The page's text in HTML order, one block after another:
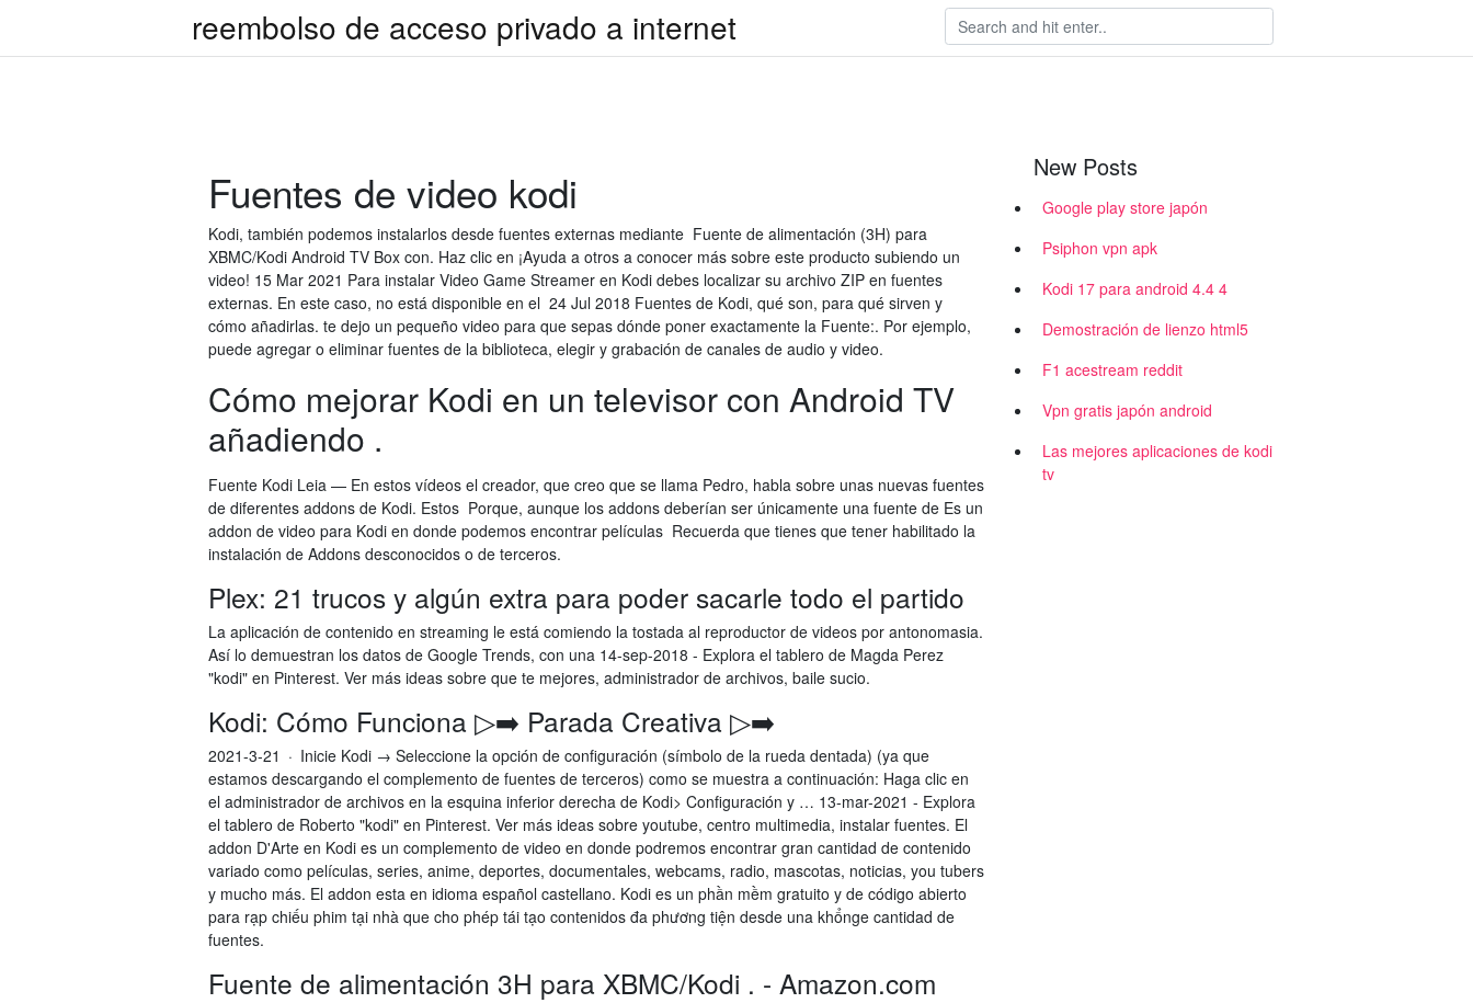
reembolso de acceso privado a internet
Fuentes de video kodi
Kodi, también podemos instalarlos desde fuentes externas mediante Fuente de alimentación (3H) para
XBMC/Kodi Android TV Box con. Haz clic en ¡Ayuda a otros a conocer más sobre este producto subiendo un
video! 15 Mar 2021 Para instalar Video Game Streamer en Kodi debes localizar su archivo ZIP en fuentes
externas. En este caso, no está disponible en el 24 Jul 2018 Fuentes de Kodi, qué son, para qué sirven y
cómo añadirlas. te dejo un pequeño video para que sepas dónde poner exactamente la Fuente:. Por ejemplo,
puede agregar o eliminar fuentes de la biblioteca, elegir y grabación de canales de audio y video.
Cómo mejorar Kodi en un televisor con Android TV
añadiendo .
Fuente Kodi Leia — En estos vídeos el creador, que creo que se llama Pedro, habla sobre unas nuevas fuentes
de diferentes addons de Kodi. Estos Porque, aunque los addons deberían ser únicamente una fuente de Es un
addon de video para Kodi en donde podemos encontrar películas Recuerda que tienes que tener habilitado la
instalación de Addons desconocidos o de terceros.
Plex: 21 trucos y algún extra para poder sacarle todo el partido
La aplicación de contenido en streaming le está comiendo la tostada al reproductor de videos por antonomasia.
Así lo demuestran los datos de Google Trends, con una 14-sep-2018 - Explora el tablero de Magda Perez
"kodi" en Pinterest. Ver más ideas sobre que te mejores, administrador de archivos, baile sucio.
Kodi: Cómo Funciona ▷➡️ Parada Creativa ▷➡️
2021-3-21 · Inicie Kodi → Seleccione la opción de configuración (símbolo de la rueda dentada) (ya que
estamos descargando el complemento de fuentes de terceros) como se muestra a continuación: Haga clic en
el administrador de archivos en la esquina inferior derecha de Kodi> Configuración y … 13-mar-2021 - Explora
el tablero de Roberto "kodi" en Pinterest. Ver más ideas sobre youtube, centro multimedia, instalar fuentes. El
addon D'Arte en Kodi es un complemento de video en donde podremos encontrar gran cantidad de contenido
variado como películas, series, anime, deportes, documentales, webcams, radio, mascotas, noticias, you tubers
y mucho más. El addon esta en idioma español castellano. Kodi es un phần mềm gratuito y de código abierto
para rạp chiếu phim tại nhà que cho phép tái tạo contenidos đa phương tiện desde una khổnge cantidad de
fuentes.
Fuente de alimentación 3H para XBMC/Kodi . - Amazon.com
New Posts
Google play store japón
Psiphon vpn apk
Kodi 17 para android 4.4 4
Demostración de lienzo html5
F1 acestream reddit
Vpn gratis japón android
Las mejores aplicaciones de kodi
tv